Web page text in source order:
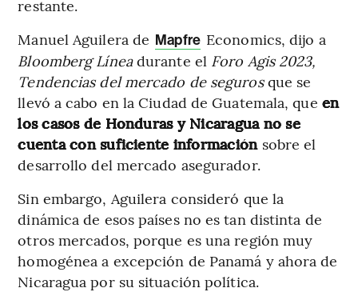
restante.
Manuel Aguilera de Mapfre Economics, dijo a
Bloomberg Líneadurante el Foro Agis 2023,
Tendencias del mercado de segurosque se
llevó a cabo en la Ciudad de Guatemala, que en
los casos de Honduras y Nicaragua no se
cuenta con suficiente información sobre el
desarrollo del mercado asegurador.
Sin embargo, Aguilera consideró que la
dinámica de esos países no es tan distinta de
otros mercados, porque es una región muy
homogénea a excepción de Panamá y ahora de
Nicaragua por su situación política.